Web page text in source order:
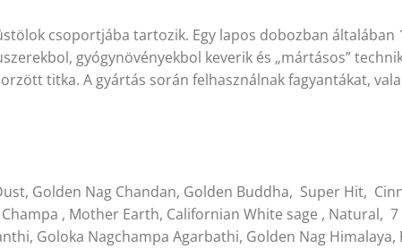
csoportjába tartozik. Egy lapos dobozban
gyógynövényekbol keverik és „mártásos”
titka. A gyártás során felhasználnak fagyantákat,
Golden Nag Chandan, Golden Buddha, Super Hit,
Champa , Mother Earth, Californian White sage , Natural,
Goloka Nagchampa Agarbathi, Golden Nag Himalaya,